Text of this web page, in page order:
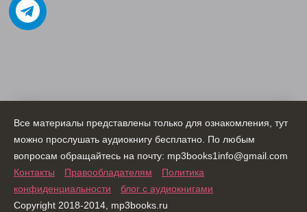
Все материалы представлены только для ознакомления, тут
можно прослушать аудиокнигу бесплатно. По любым
вопросам обращайтесь на почту: mp3books1info@gmail.com
Контакты
Правообладателям
Политика
конфиденциальности
блог с аудиокнигами
Copyright 2018-2014, mp3books.ru